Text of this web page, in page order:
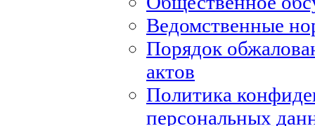
Ведомственные
Порядок
актов
Политика
персональных